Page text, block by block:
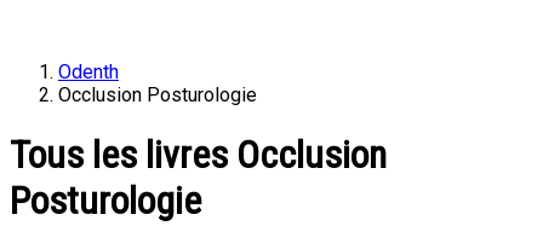
Odenth
Occlusion Posturologie
Tous les livres Occlusion
Posturologie